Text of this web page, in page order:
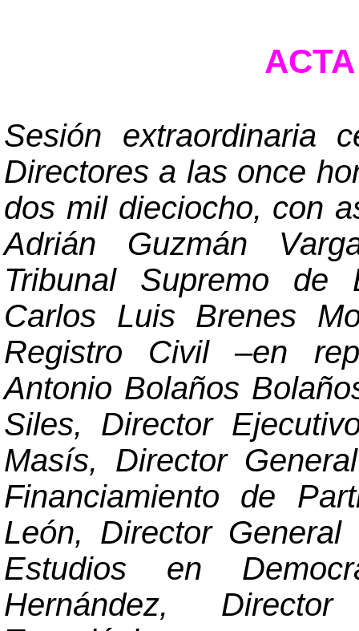
Sesión extraordinaria
Directores a las once
dos mil dieciocho, con
Adrián Guzmán
Tribunal Supremo de
Carlos Luis Brenes
Registro Civil–en
Antonio Bolaños
Siles, Director
Masís, Director General
Financiamiento de
León, Director
Estudios en
Hernández,